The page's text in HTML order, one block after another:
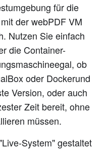
für die
der webPDF VM
Nutzen Sie einfach
die Container-
ob
oder Dockerund
Version, oder auch
Zeit bereit, ohne
müssen.
System" gestaltet